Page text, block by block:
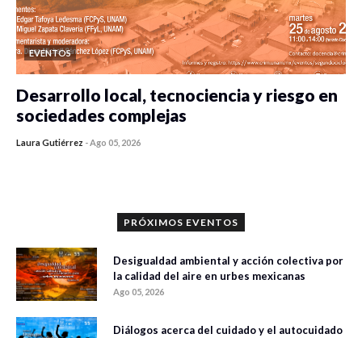
EVENTOS
Desarrollo local, tecnociencia y riesgo en
sociedades complejas
Laura Gutiérrez -Ago 05, 2026
PRÓXIMOS EVENTOS
Desigualdad ambiental y acción colectiva por
la calidad del aire en urbes mexicanas
Ago 05, 2026
Diálogos acerca del cuidado y el autocuidado